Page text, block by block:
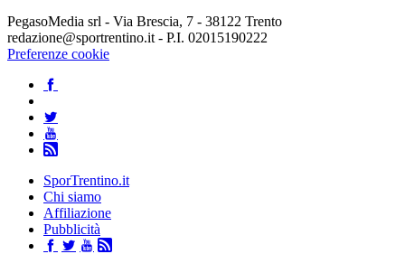
PegasoMedia srl - Via Brescia, 7 - 38122 Trento
redazione@sportrentino.it - P.I. 02015190222
Preferenze cookie
SporTrentino.it
Chi siamo
Affiliazione
Pubblicità